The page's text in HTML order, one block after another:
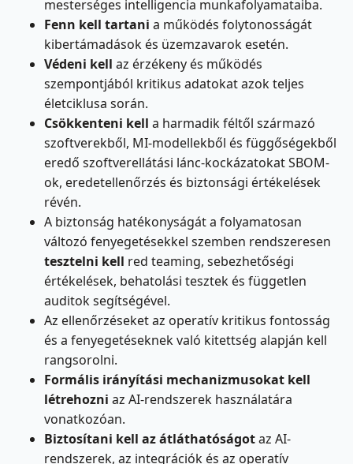
mesterséges intelligencia munkafolyamataiba.
Fenn kell tartani a működés folytonosságát
kibertámadások és üzemzavarok esetén.
Védeni kell az érzékeny és működés
szempontjából kritikus adatokat azok teljes
életciklusa során.
Csökkenteni kell a harmadik féltől származó
szoftverekből, MI-modellekből és függőségekből
eredő szoftverellátási lánc-kockázatokat SBOM-
ok, eredetellenőrzés és biztonsági értékelések
révén.
A biztonság hatékonyságát a folyamatosan
változó fenyegetésekkel szemben rendszeresen
tesztelni kell red teaming, sebezhetőségi
értékelések, behatolási tesztek és független
auditok segítségével.
Az ellenőrzéseket az operatív kritikus fontosság
és a fenyegetéseknek való kitettség alapján kell
rangsorolni.
Formális irányítási mechanizmusokat kell
létrehozni az AI-rendszerek használatára
vonatkozóan.
Biztosítani kell az átláthatóságotaz AI-
rendszerek, az integrációk és az operatív